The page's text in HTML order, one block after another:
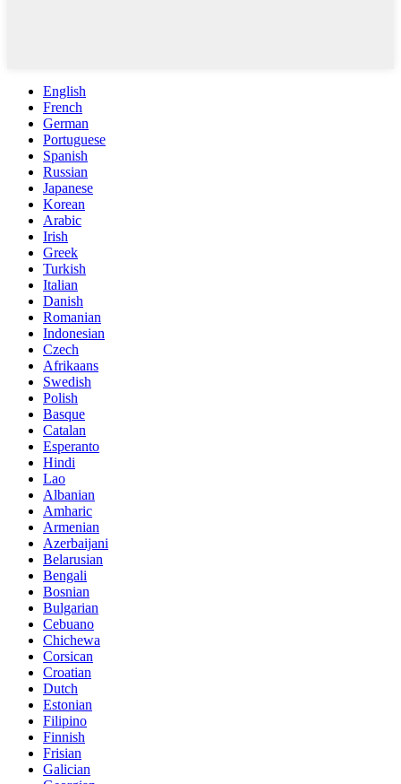
English
French
German
Portuguese
Spanish
Russian
Japanese
Korean
Arabic
Irish
Greek
Turkish
Italian
Danish
Romanian
Indonesian
Czech
Afrikaans
Swedish
Polish
Basque
Catalan
Esperanto
Hindi
Lao
Albanian
Amharic
Armenian
Azerbaijani
Belarusian
Bengali
Bosnian
Bulgarian
Cebuano
Chichewa
Corsican
Croatian
Dutch
Estonian
Filipino
Finnish
Frisian
Galician